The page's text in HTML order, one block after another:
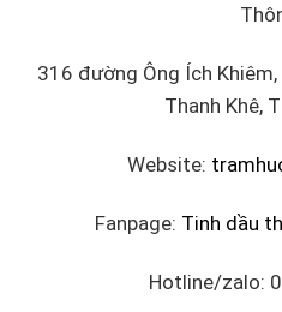
316 đường Ông Ích Khiêm,
Thanh Khê,
Website:
Fanpage: Tinh dầu
Hotline/zalo: